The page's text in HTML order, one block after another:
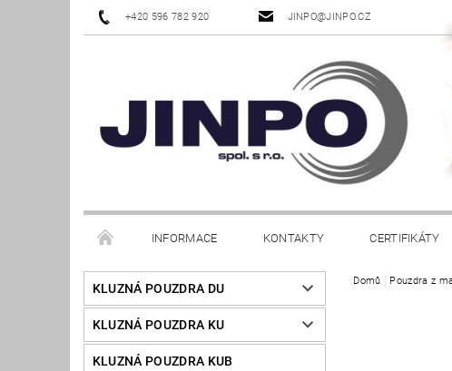
+420 596 782 920 JINPO@JINPO.CZ
INFORMACE KONTAKTY CERTIFIKÁTY
KLUZNÁ POUZDRA DU
KLUZNÁ POUZDRA KU
KLUZNÁ POUZDRA KUB
Domů Pouzdra z